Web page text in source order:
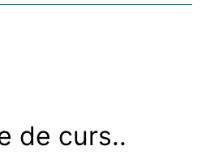
de curs..